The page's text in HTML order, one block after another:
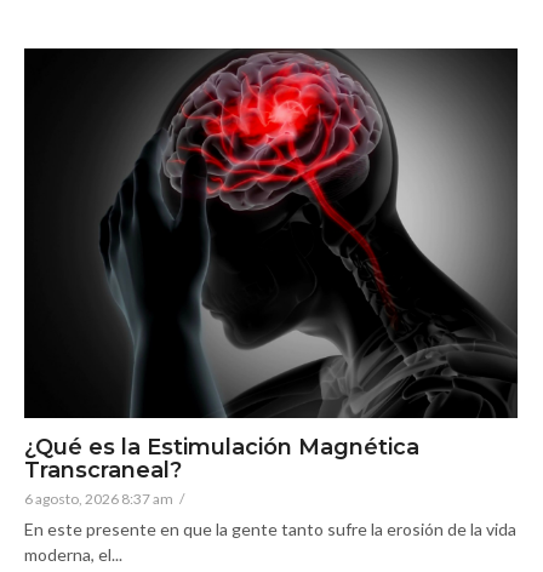
¿Qué es la Estimulación Magnética
Transcraneal?
6 agosto, 2026 8:37 am /
En este presente en que la gente tanto sufre la erosión de la vida
moderna, el...